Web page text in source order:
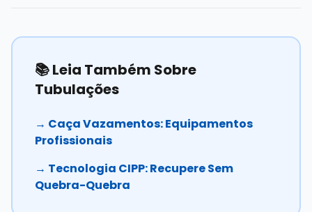
📚 Leia Também Sobre
Tubulações
→ Caça Vazamentos: Equipamentos
Profissionais
→ Tecnologia CIPP: Recupere Sem
Quebra-Quebra